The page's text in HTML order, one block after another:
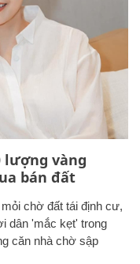
lượng vàng
bán đất
chờ đất tái định cư,
dân 'mắc kẹt' trong
căn nhà chờ sập